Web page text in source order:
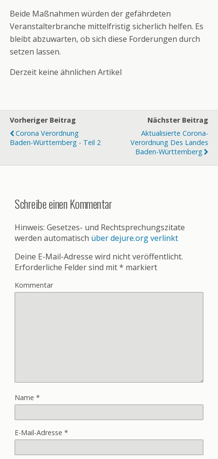
Beide Maßnahmen würden der gefährdeten
Veranstalterbranche mittelfristig sicherlich helfen. Es
bleibt abzuwarten, ob sich diese Forderungen durch
setzen lassen.
Derzeit keine ähnlichen Artikel
Vorheriger Beitrag
Corona Verordnung
Baden-Württemberg - Teil 2
Nächster Beitrag
Aktualisierte Corona-
Verordnung Des Landes
Baden-Württemberg
Schreibe einen Kommentar
Hinweis: Gesetzes- und Rechtsprechungszitate
werden automatisch über dejure.org verlinkt
Deine E-Mail-Adresse wird nicht veröffentlicht.
Erforderliche Felder sind mit* markiert
Kommentar
Name *
E-Mail-Adresse *